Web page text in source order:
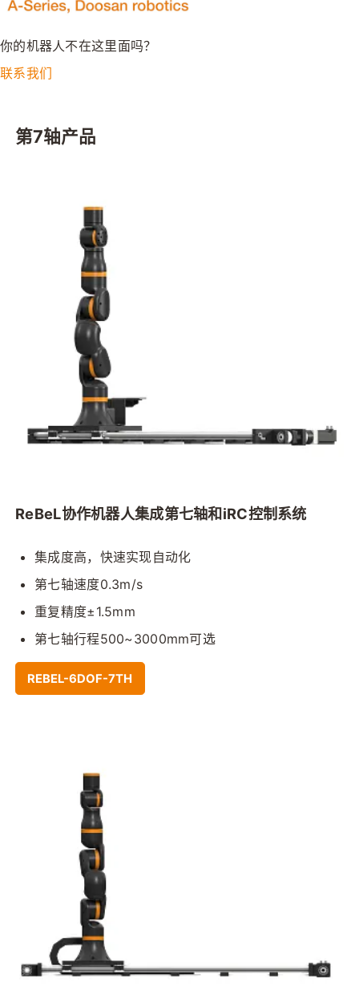
你的机器人不在这里面吗？
联系我们
第7轴产品
ReBeL协作机器人集成第七轴和iRC控制系统
集成度高，快速实现自动化
第七轴速度0.3m/s
重复精度±1.5mm
第七轴行程500~3000mm可选
REBEL-6DOF-7TH